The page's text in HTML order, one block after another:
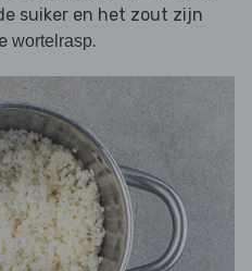
suiker en het zout zijn
wortelrasp.